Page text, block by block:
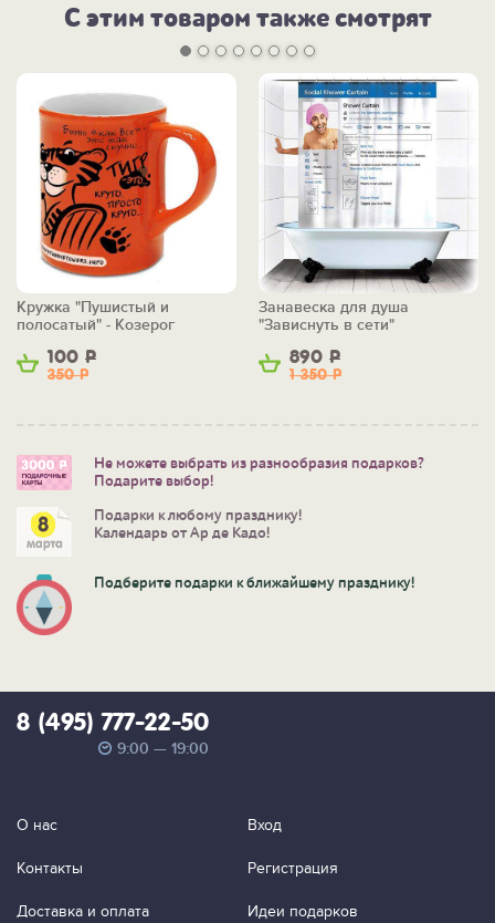
С этим товаром также смотрят
100 Р
350Р
Кружка "Пушистый и
полосатый" - Козерог
890 Р
1 350Р
Занавеска для душа
"Зависнуть в сети"
Не можете выбрать из разнообразия подарков?
Подарите выбор!
Подарки к любому празднику!
Календарь от Ар де Кадо!
Подберите подарки к ближайшему празднику!
8 (495) 777-22-50
9:00 — 19:00
О нас
Контакты
Доставка и оплата
Вход
Регистрация
Идеи подарков